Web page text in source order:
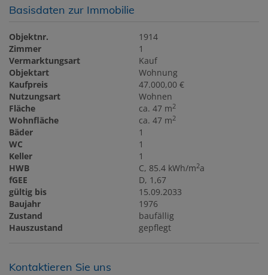
Basisdaten zur Immobilie
Objektnr.
1914
Zimmer
1
Vermarktungsart
Kauf
Objektart
Wohnung
Kaufpreis
47.000,00 €
Nutzungsart
Wohnen
Fläche
ca. 47 m2
Wohnfläche ca. 47 m2
Bäder
1
WC
1
Keller
1
HWB
C, 85.4 kWh/m2a
fGEE
D, 1,67
gültig bis
15.09.2033
Baujahr
1976
Zustand
baufällig
Hauszustand
gepflegt
Kontaktieren Sie uns